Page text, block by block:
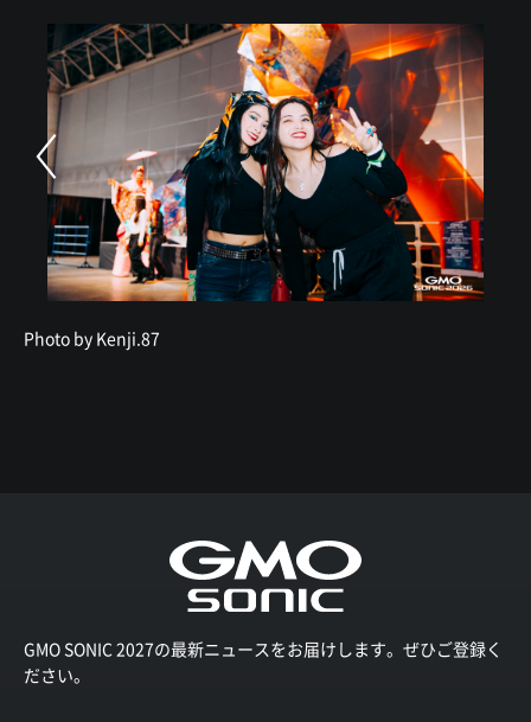
Photo by Kenji.87
GMO SONIC 2027の最新ニュースをお届けします。ぜひご登録く
ださい。